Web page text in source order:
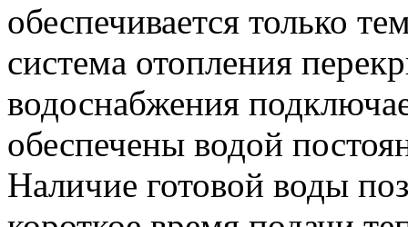
обеспечивается только
система отопления
водоснабжения
обеспечены водой
Наличие готовой воды